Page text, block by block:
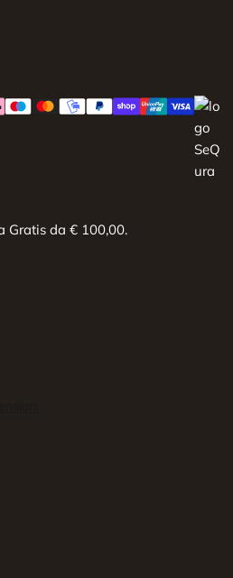
Gratis da € 100,00.